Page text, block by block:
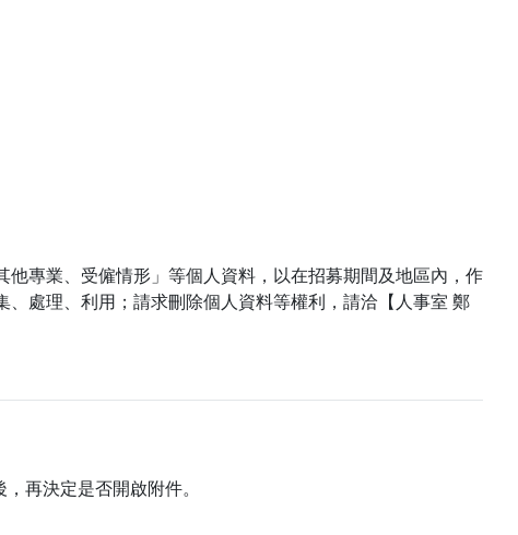
專業、受僱情形」等個人資料，以在招募期間及地區內，作
處理、利用；請求刪除個人資料等權利，請洽【人事室 鄭
再決定是否開啟附件。